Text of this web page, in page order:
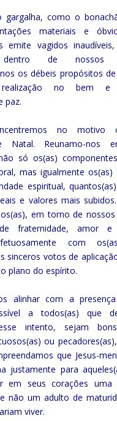
gargalha, como o
materiais e
emite vagidos
dentro de nossos
os débeis propósitos
realização no bem e
paz.
no motivo
Natal. Reunamo-nos
só os(as)
mas igualmente os(as)
espiritual,
e valores mais
em torno de
fraternidade, amor e
com
sinceros votos de
plano do espírito.
alinhar com a
a todos(as) que
intento, sejam
ou
que Jesus-
justamente para
em seus corações uma
não um adulto de
viver.